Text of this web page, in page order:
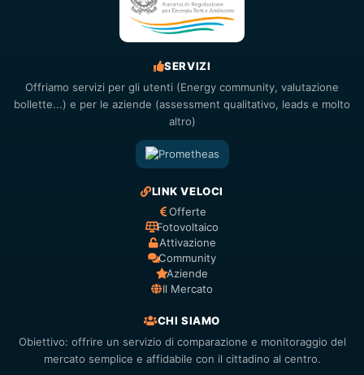
SERVIZI
Offriamo servizi per gli utenti (Energy community, valutazione
bollette...) e per le aziende (assessment qualitativo, leads e molto
altro)
LINK VELOCI
Offerte
Fotovoltaico
Attivazione
Community
Aziende
Il Mercato
CHI SIAMO
Obiettivo: offrire un servizio di comparazione e monitoraggio del
mercato semplice e affidabile con il cittadino al centro.